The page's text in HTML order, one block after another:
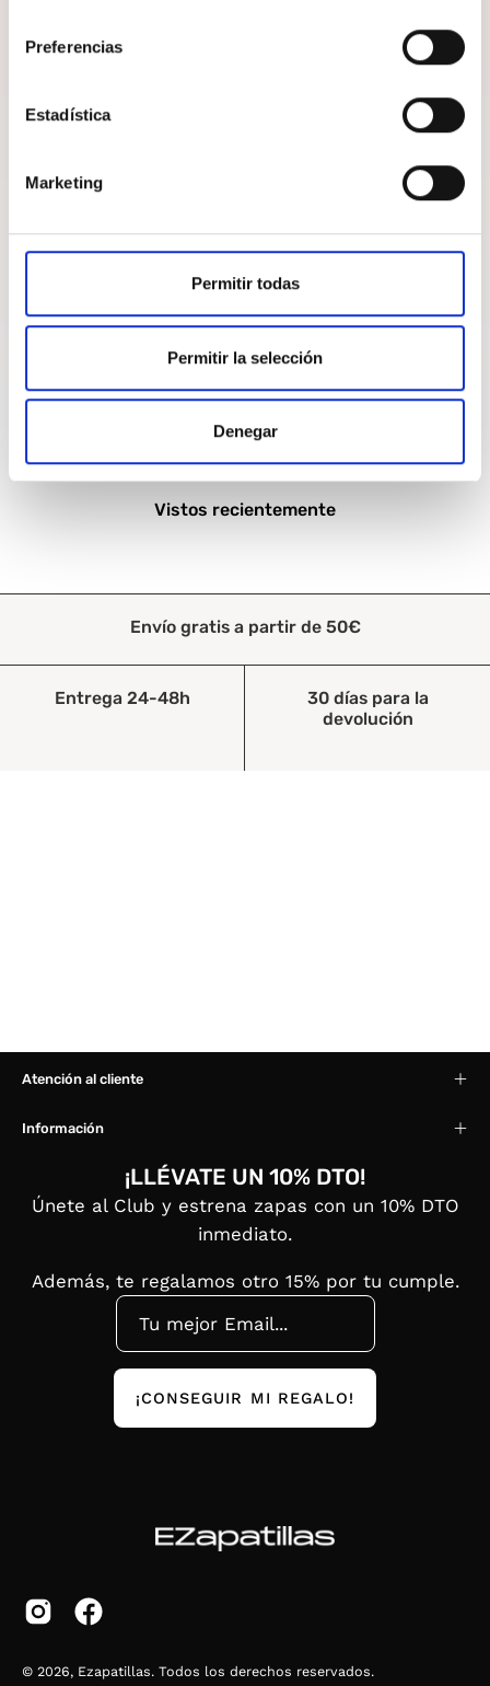
Preferencias
Estadística
Marketing
Permitir todas
Permitir la selección
Denegar
MOSTRAR PRODUCTOS
Vistos recientemente
Envío gratis a partir de 50€
Entrega 24-48h
30 días para la
devolución
Atención al cliente
Información
¡LLÉVATE UN 10% DTO!
Únete al Club y estrena zapas con un 10% DTO
inmediato.
Además, te regalamos otro 15% por tu cumple.
¡CONSEGUIR MI REGALO!
© 2026, Ezapatillas. Todos los derechos reservados.